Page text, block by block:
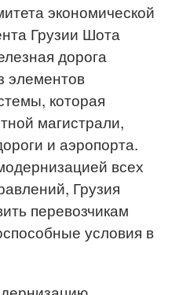
экономической
Грузии Шота
дорога
элементов
которая
магистрали,
и аэропорта.
всех
Грузия
перевозчикам
условия в